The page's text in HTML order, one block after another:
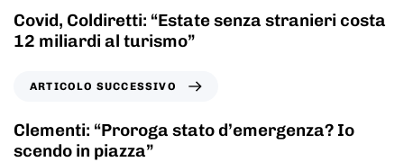
Covid, Coldiretti: “Estate senza stranieri costa
12 miliardi al turismo”
ARTICOLO SUCCESSIVO
Clementi: “Proroga stato d’emergenza? Io
scendo in piazza”